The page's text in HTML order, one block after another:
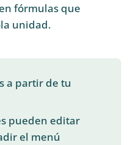
fórmulas que
unidad.
a partir de tu
pueden editar
el menú